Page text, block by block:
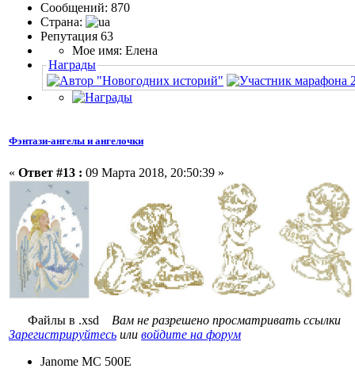
Сообщений: 870
Страна:
Репутация 63
Мое имя: Елена
Награды
Фэнтази-ангелы и ангелочки
« Ответ #13 : 09 Марта 2018, 20:50:39 »
Файлы в .xsd Вам не разрешено просматривать ссылки
Зарегистрируйтесь или войдите на форум
Janome MC 500E